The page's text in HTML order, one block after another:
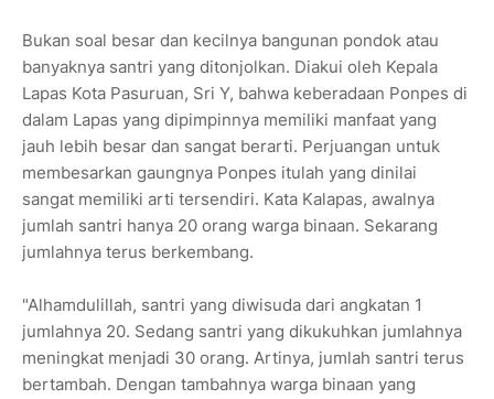
Bukan soal besar dan kecilnya bangunan pondok atau
banyaknya santri yang ditonjolkan. Diakui oleh Kepala
Lapas Kota Pasuruan, Sri Y, bahwa keberadaan Ponpes di
dalam Lapas yang dipimpinnya memiliki manfaat yang
jauh lebih besar dan sangat berarti. Perjuangan untuk
membesarkan gaungnya Ponpes itulah yang dinilai
sangat memiliki arti tersendiri. Kata Kalapas, awalnya
jumlah santri hanya 20 orang warga binaan. Sekarang
jumlahnya terus berkembang.
"Alhamdulillah, santri yang diwisuda dari angkatan 1
jumlahnya 20. Sedang santri yang dikukuhkan jumlahnya
meningkat menjadi 30 orang. Artinya, jumlah santri terus
bertambah. Dengan tambahnya warga binaan yang